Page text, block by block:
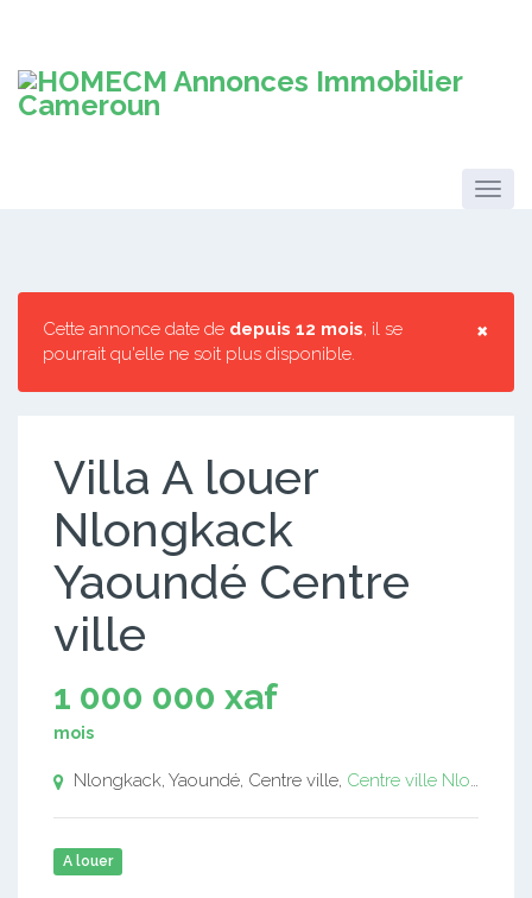
×
Cette annonce date de depuis 12 mois, il se
pourrait qu'elle ne soit plus disponible.
Villa A louer
Nlongkack
Yaoundé Centre
ville
1 000 000 xaf
mois
Nlongkack, Yaoundé, Centre ville, Centre ville Nlongkack
A louer